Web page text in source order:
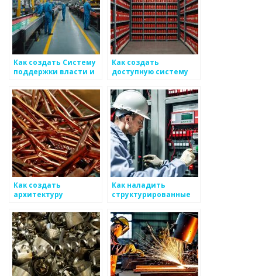
Как создать Систему
поддержки власти и
организаций для
бизнеса по
металоизделиям
Как создать
доступную систему
качества
металлоизделий
Как создать
архитектуру
с современными
металлургическими
производствами
Как наладить
структурированные
отоплениям для
бизнеса